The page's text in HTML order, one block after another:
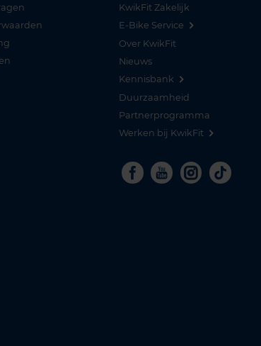
KwikFit Zakelijk
E-Bike Service
Over KwikFit
Nieuws
Kennisbank
Duurzaamheid
Partnerprogramma
Werken bij KwikFit
Facebook
YoutubeInstagram
Tiktok